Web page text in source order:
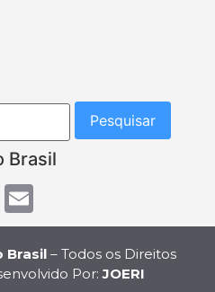
Brasil
Gmail
Brasil – Todos os Direitos
Por:JOERI